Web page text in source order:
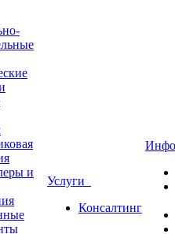
и
Услуги
Консалтинг